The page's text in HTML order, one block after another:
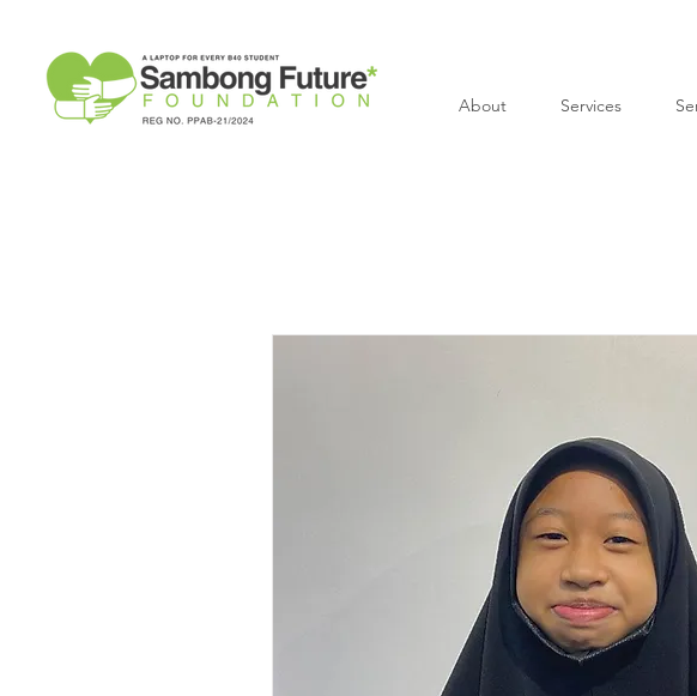
About Services